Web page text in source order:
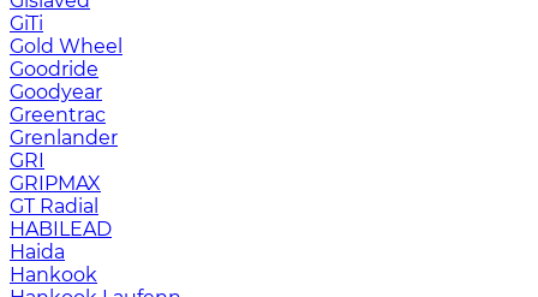
GiTi
Gold Wheel
Goodride
Goodyear
Greentrac
Grenlander
GRI
GRIPMAX
GT Radial
HABILEAD
Haida
Hankook